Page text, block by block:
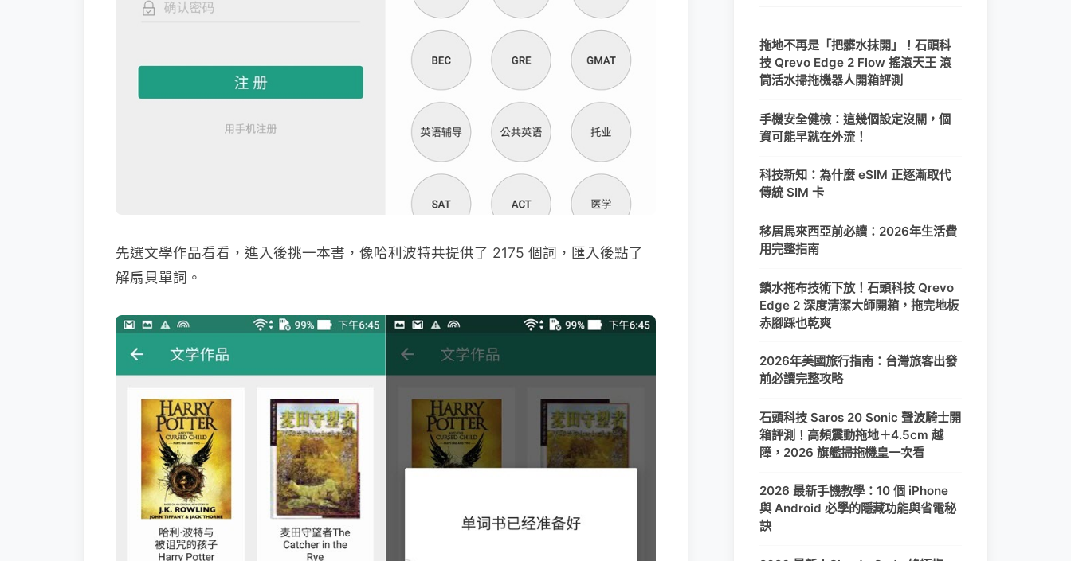
先選文學作品看看，進入後挑一本書，像哈利波特共提供了 2175 個詞，匯入後點了
解扇貝單詞。
拖地不再是「把髒水抹開」！石頭科
技 Qrevo Edge 2 Flow 搖滾天王 滾
筒活水掃拖機器人開箱評測
手機安全健檢：這幾個設定沒關，個
資可能早就在外流！
科技新知：為什麼 eSIM 正逐漸取代
傳統 SIM 卡
移居馬來西亞前必讀：2026年生活費
用完整指南
鎖水拖布技術下放！石頭科技 Qrevo
Edge 2 深度清潔大師開箱，拖完地板
赤腳踩也乾爽
2026年美國旅行指南：台灣旅客出發
前必讀完整攻略
石頭科技 Saros 20 Sonic 聲波騎士開
箱評測！高頻震動拖地＋4.5cm 越
障，2026 旗艦掃拖機皇一次看
2026 最新手機教學：10 個 iPhone
與 Android 必學的隱藏功能與省電秘
訣